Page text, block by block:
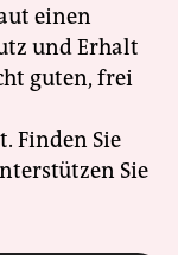
einen
und Erhalt
guten, frei
Finden Sie
Sie